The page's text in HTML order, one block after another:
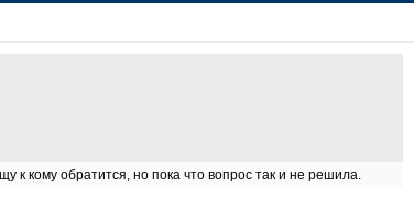
к кому обратится, но пока что вопрос так и не решила.